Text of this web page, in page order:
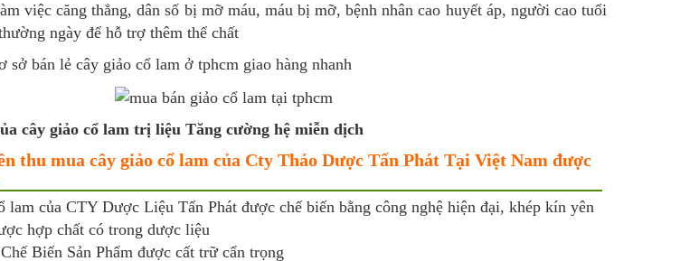
việc căng thẳng, dân số bị mỡ máu, máu bị mỡ, bệnh nhân cao huyết áp, người cao tuổi
ngày để hỗ trợ thêm thể chất
sở bán lẻ cây giảo cổ lam ở tphcm giao hàng nhanh
cây giảo cổ lam trị liệu Tăng cường hệ miễn dịch
thu mua cây giảo cổ lam của Cty Thảo Dược Tấn Phát Tại Việt Nam được
lam của CTY Dược Liệu Tấn Phát được chế biến bằng công nghệ hiện đại, khép kín yên
hợp chất có trong dược liệu
Biến Sản Phẩm được cất trữ cẩn trọng